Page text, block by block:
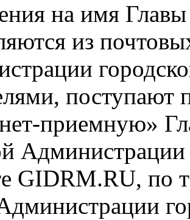
на имя Главы
из
поступают
приемную»
Администрации
GIDRM.RU, по